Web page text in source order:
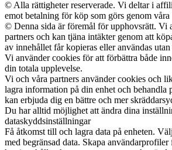
© Alla rättigheter reserverade. Vi deltar i
emot betalning för köp som görs genom våra
© Denna sida är föremål för upphovsrätt. Vi
partners och kan tjäna intäkter genom att
av innehållet får kopieras eller användas
Vi använder cookies för att förbättra både
din totala upplevelse.
Vi och våra partners använder cookies och
lagra information på din enhet och behandla
kan erbjuda dig en bättre och mer
Du har alltid möjlighet att ändra dina
dataskyddsinställningar
Få åtkomst till och lagra data på enheten.
med begränsad data. Skapa